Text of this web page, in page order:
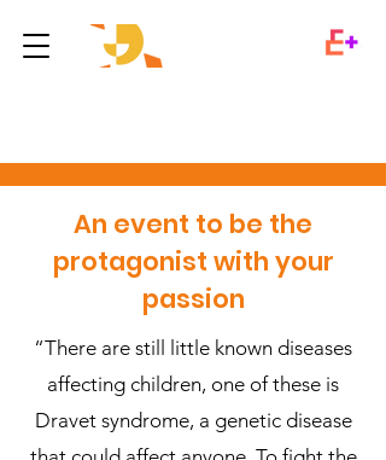
An event to be the
protagonist with your
passion
“There are still little known diseases
affecting children, one of these is
Dravet syndrome, a genetic disease